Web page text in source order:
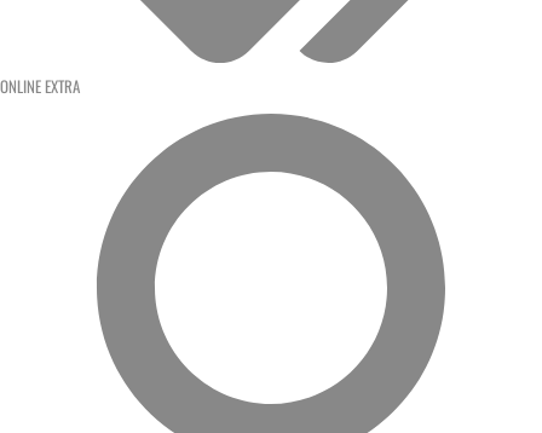
ONLINE EXTRA